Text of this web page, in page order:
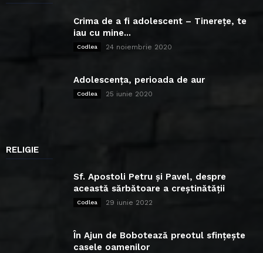
Crima de a fi adolescent – Tinerețe, te
iau cu mine...
Codlea 24 noiembrie 2020
Adolescența, perioada de aur
Codlea 25 iunie 2020
RELIGIE
Sf. Apostoli Petru și Pavel, despre
această sărbătoare a creștinătății
Codlea 29 iunie 2022
În Ajun de Bobotează preotul sfințește
casele oamenilor